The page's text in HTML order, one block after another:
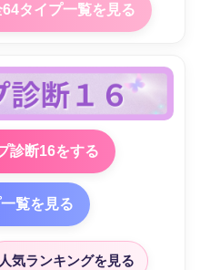
タイプ一覧を見る
診断16をする
覧を見る
人気ランキングを見る